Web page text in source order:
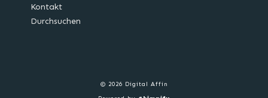
Kontakt
Durchsuchen
© 2026 Digital Affin